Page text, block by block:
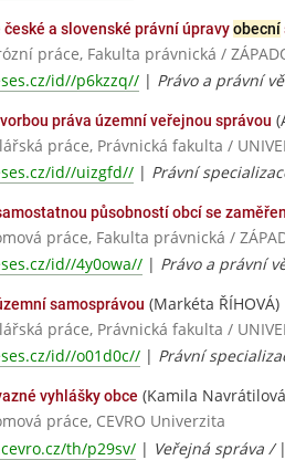
české a slovenské právní úpravyobecní
práce, Fakulta právnická /
id//p6kzzq// | Právo a právní
práva územní veřejnou správou
práce, Právnická fakulta /
id//uizgfd// | Právní
působností obcí se
práce, Fakulta právnická /
id//4y0owa// | Právo a právní
samosprávou (Markéta ŘÍHOVÁ)
práce, Právnická fakulta /
id//o01d0c// | Právní
vyhlášky obce (Kamila
práce, CEVRO Univerzita
th/p29sv/ | Veřejná správa / |